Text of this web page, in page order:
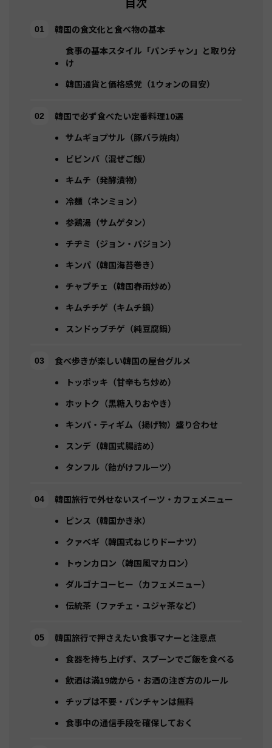
韓国の食文化と食べ物の基本
食事の基本スタイル「パンチャン」と取り分
け
韓国通貨と価格感覚（1ウォンの目安）
韓国で必ず食べたい定番料理10選
サムギョプサル（豚バラ焼肉）
ビビンバ（混ぜご飯）
キムチ（発酵漬物）
冷麺（ネンミョン）
参鶏湯（サムゲタン）
チヂミ（ジョン・パジョン）
キンパ（韓国海苔巻き）
チャプチェ（韓国春雨炒め）
キムチチゲ（キムチ鍋）
スンドゥブチゲ（純豆腐鍋）
食べ歩きが楽しい韓国の屋台グルメ
トッポッキ（甘辛もち炒め）
ホットク（黒糖入りおやき）
キンパ・ティギム（揚げ物）盛り合わせ
スンデ（韓国式腸詰め）
タンフル（飴がけフルーツ）
韓国旅行で外せないスイーツ・カフェメニュー
ピンス（韓国かき氷）
クァベギ（韓国式ねじりドーナツ）
トゥンカロン（韓国風マカロン）
ダルゴナコーヒー（カフェメニュー）
伝統茶（ファチェ・ユジャ茶など）
韓国旅行で押さえたい食事マナーと注意点
食器を持ち上げず、スプーンでご飯を食べる
飲酒は満19歳から・お酒の注ぎ方のルール
チップは不要・パンチャンは無料
食事中の通信手段を確保しておく